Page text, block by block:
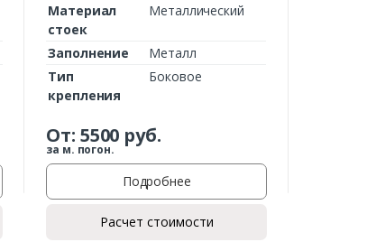
Материал
стоек
Металлический
Заполнение
Металл
Тип
крепления
Боковое
От: 5500 руб.
за м. погон.
Подробнее
Расчет стоимости